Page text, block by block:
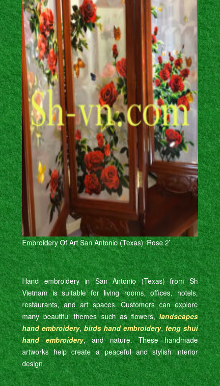
Embroidery Of Art San Antonio (Texas) ‘Rose 2’
Hand embroidery in San Antonio (Texas) from Sh
Vietnam is suitable for living rooms, offices, hotels,
restaurants, and art spaces. Customers can explore
many beautiful themes such as flowers,landscapes
hand embroidery, birds hand embroidery,feng shui
hand embroidery, and nature. These handmade
artworks help create a peaceful and stylish interior
design.